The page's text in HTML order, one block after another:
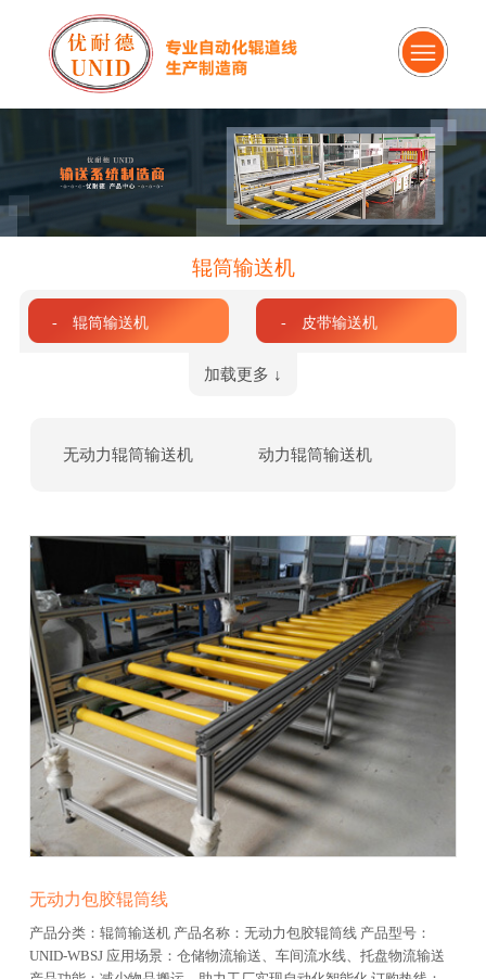
辊筒输送机
- 辊筒输送机 - 皮带输送机
加载更多 ↓
无动力辊筒输送机 动力辊筒输送机
无动力包胶辊筒线
产品分类：辊筒输送机 产品名称：无动力包胶辊筒线 产品型号：
UNID-WBSJ 应用场景：仓储物流输送、车间流水线、托盘物流输送